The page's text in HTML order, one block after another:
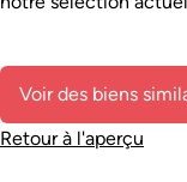
Voir des biens
Retour à l'aperçu